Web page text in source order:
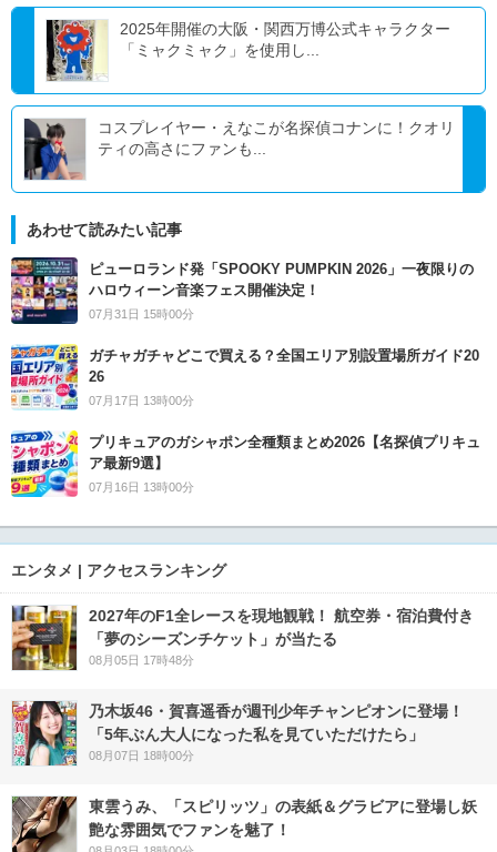
2025年開催の大阪・関西万博公式キャラクター
「ミャクミャク」を使用し...
コスプレイヤー・えなこが名探偵コナンに！クオリ
ティの高さにファンも...
あわせて読みたい記事
ピューロランド発「SPOOKY PUMPKIN 2026」一夜限りの
ハロウィーン音楽フェス開催決定！
07月31日 15時00分
ガチャガチャどこで買える？全国エリア別設置場所ガイド20
26
07月17日 13時00分
プリキュアのガシャポン全種類まとめ2026【名探偵プリキュ
ア最新9選】
07月16日 13時00分
エンタメ | アクセスランキング
2027年のF1全レースを現地観戦！ 航空券・宿泊費付き
「夢のシーズンチケット」が当たる
08月05日 17時48分
乃木坂46・賀喜遥香が週刊少年チャンピオンに登場！
「5年ぶん大人になった私を見ていただけたら」
08月07日 18時00分
東雲うみ、「スピリッツ」の表紙＆グラビアに登場し妖
艶な雰囲気でファンを魅了！